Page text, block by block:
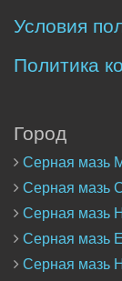
Условия
Политика
Город
Серная мазь
Серная мазь
Серная мазь
Серная мазь
Серная мазь